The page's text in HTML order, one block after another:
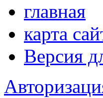
главная
карта
Версия